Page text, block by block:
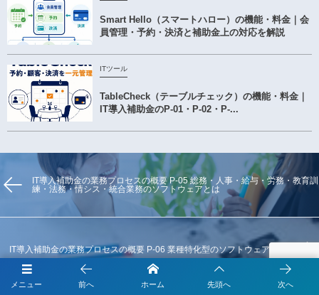
Smart Hello（スマートハロー）の機能・料金｜会
員管理・予約・決済と補助金上の対応を解説
ITツール
TableCheck（テーブルチェック）の機能・料金｜
IT導入補助金のP-01・P-02・P-...
IT導入補助金の業務プロセスの概要 P-05 総務・人事・給与・労務・教育訓
練・法務・情シス・統合業務のソフトウェアとは
IT導入補助金の業務プロセスの概要 P-06 業種特化型のソフトウェアとは
メニュー 前へ ホーム 先頭へ 次へ